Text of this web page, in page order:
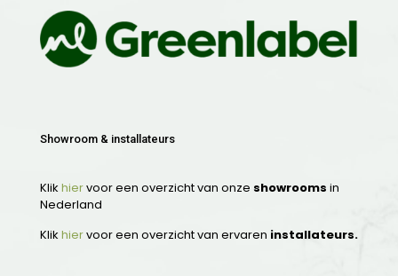
Showroom & installateurs
Klik hiervoor een overzicht van onze showrooms in
Nederland
Klik hiervoor een overzicht van ervaren installateurs.